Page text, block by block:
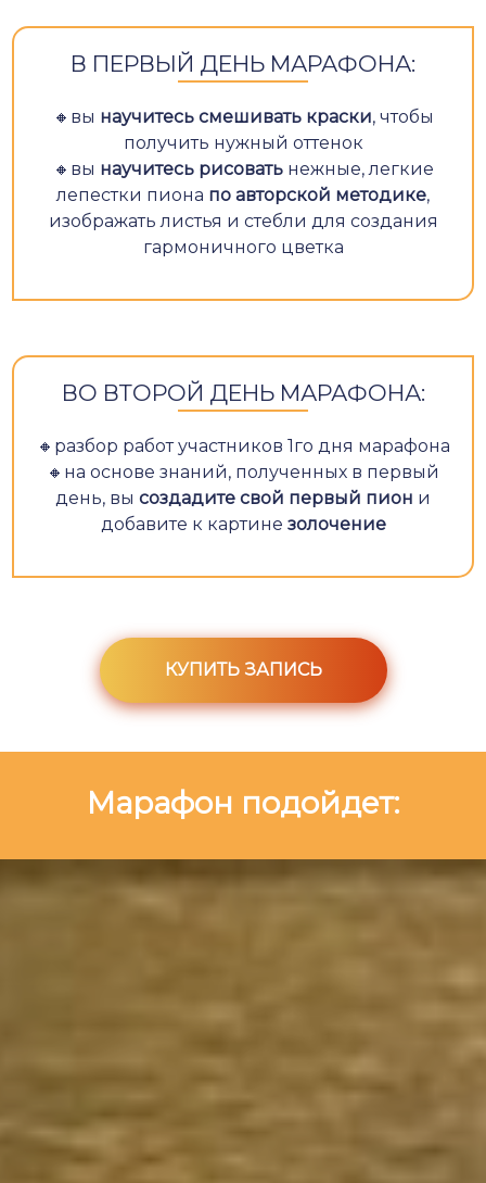
В ПЕРВЫЙ ДЕНЬ МАРАФОНА:
🔸вы научитесь смешивать краски, чтобы
получить нужный оттенок
🔸вы научитесь рисоватьнежные, легкие
лепестки пиона по авторской методике,
изображать листья и стебли для создания
гармоничного цветка
ВО ВТОРОЙ ДЕНЬ МАРАФОНА:
🔸разбор работ участников 1го дня марафона
🔸на основе знаний, полученных в первый
день, вы создадите свой первый пион и
добавите к картине золочение
КУПИТЬ ЗАПИСЬ
Марафон подойдет: